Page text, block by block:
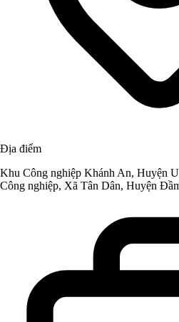
Địa điểm
Khu Công nghiệp Khánh An, Huyện
Công nghiệp, Xã Tân Dân, Huyện